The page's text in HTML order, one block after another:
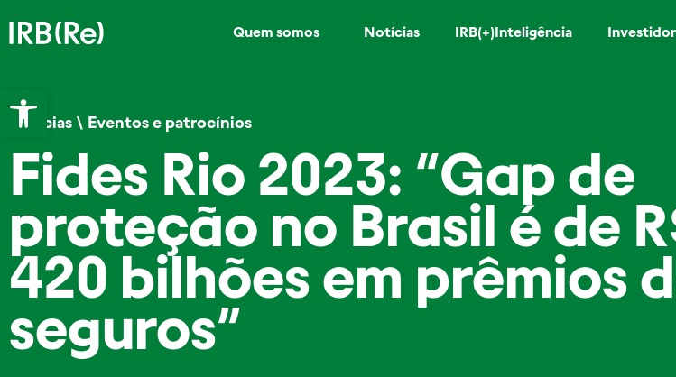
Abrir a barra de ferramentas
Quem somos Notícias IRB(+)Inteligência
Notícias \ Eventos e patrocínios
Fides Rio 2023: “Gap de
proteção no Brasil é de
420 bilhões em prêmios
seguros”